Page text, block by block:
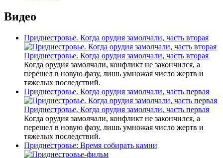
Видео
Приднестровье. Когда орудия замолчали, часть вторая
Приднестровье. Когда орудия замолчали, часть вторая
Когда орудия замолчали, конфликт не закончился, а
перешел в новую фазу, лишь умножая число жертв и
тяжелых последствий.
Приднестровье. Когда орудия замолчали, часть первая
Приднестровье. Когда орудия замолчали, часть первая
Когда орудия замолчали, конфликт не закончился, а
перешел в новую фазу, лишь умножая число жертв и
тяжелых последствий.
Приднестровье: Время собирать камни